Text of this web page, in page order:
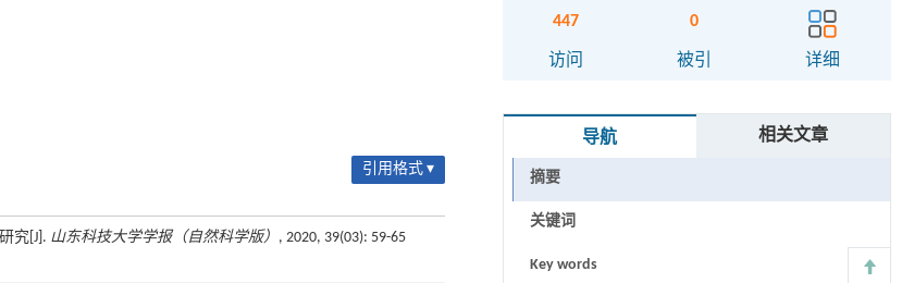
引用格式 ▾
究[J]. 山东科技大学学报（自然科学版） , 2020, 39(03): 59-65
447
访问
0
被引 详细
导航 相关文章
摘要
关键词
Key words